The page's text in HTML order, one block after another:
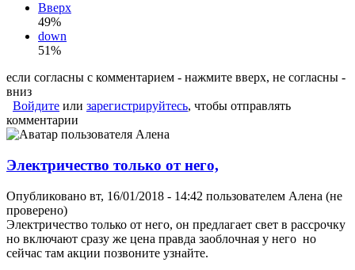
Вверх
49%
down
51%
если согласны с комментарием - нажмите вверх, не согласны -
вниз
Войдите или зарегистрируйтесь, чтобы отправлять
комментарии
Электричество только от него,
Опубликовано вт, 16/01/2018 - 14:42 пользователем Алена (не
проверено)
Электричество только от него, он предлагает свет в рассрочку
но включают сразу же цена правда заоблочная у него но
сейчас там акции позвоните узнайте.